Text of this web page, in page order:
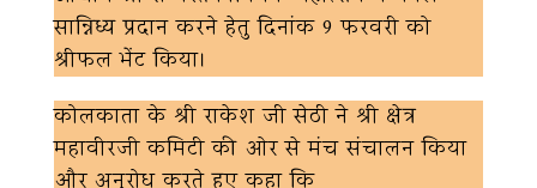
सान्निध्य प्रदान करने हेतु दिनांक 9 फरवरी को
श्रीफल भेंट किया।
कोलकाता के श्री राकेश जी सेठी ने श्री क्षेत्र
महावीरजी कमिटी की ओर से मंच संचालन किया
और अनुरोध करते हुए कहा कि